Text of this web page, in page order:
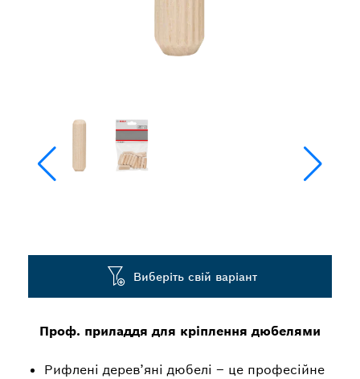
Проф. приладдя для кріплення дюбелями
Рифлені дерев’яні дюбелі – це професійне
Виберіть свій варіант